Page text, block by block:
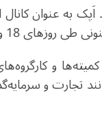
به عنوان
و 19 مه برگزار می‌شود.
تجارت و